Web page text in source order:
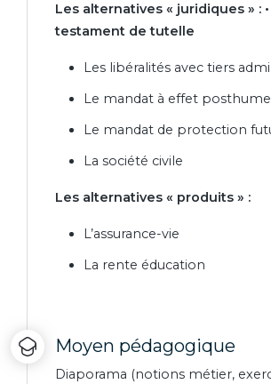
Les alternatives « juridiques » :
testament de tutelle
Les libéralités avec tiers
Le mandat à effet posthume
Le mandat de protection
La société civile
Les alternatives « produits » :
L’assurance-vie
La rente éducation
Moyen pédagogique
Diaporama (notions métier,